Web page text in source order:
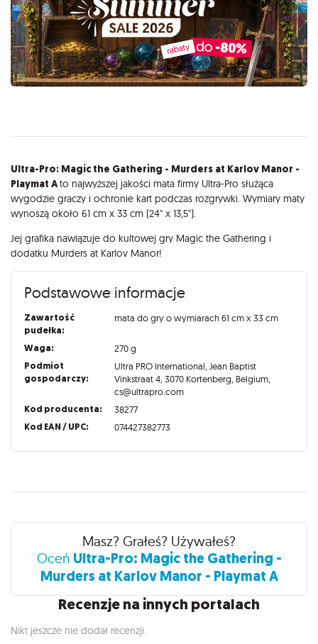
Opis
Ultra-Pro: Magic the Gathering - Murders at Karlov Manor -
Playmat Ato najwyższej jakości mata firmy Ultra-Pro służąca
wygodzie graczy i ochronie kart podczas rozgrywki. Wymiary maty
wynoszą około 61 cm x 33 cm (24'' x 13,5'').
Jej grafika nawiązuje do kultowej gry Magic the Gathering i
dodatku Murders at Karlov Manor!
Podstawowe informacje
Zawartość
pudełka:
mata do gry o wymiarach 61 cm x 33 cm
Waga: 270 g
Podmiot
gospodarczy:
Ultra PRO International, Jean Baptist
Vinkstraat 4, 3070 Kortenberg, Belgium,
cs@ultrapro.com
Kod producenta: 38277
Kod EAN / UPC: 074427382773
Recenzje
Masz? Grałeś? Używałeś?
Oceń Ultra-Pro: Magic the Gathering -
Murders at Karlov Manor - Playmat A
Recenzje na innych portalach
Nikt jeszcze nie dodał recenzji.